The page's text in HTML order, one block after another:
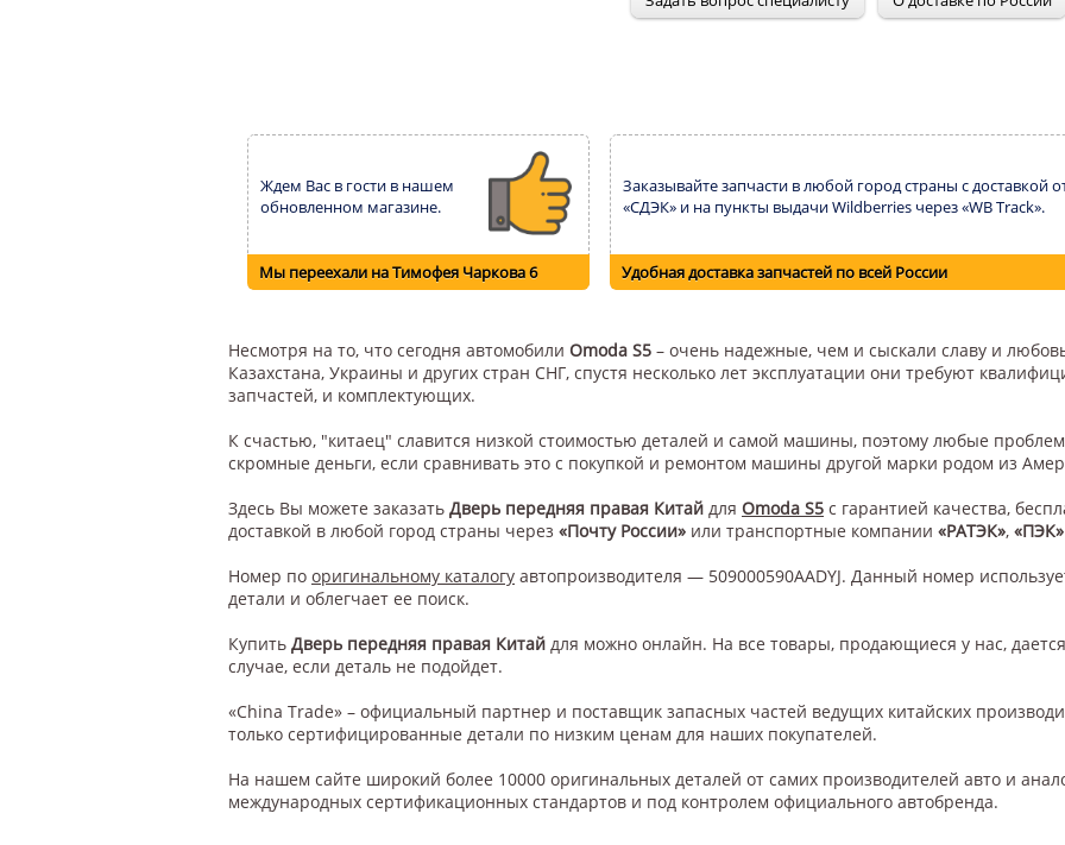
Ждем Вас в гости в нашем
обновленном магазине.
Мы переехали на Тимофея Чаркова 6
Заказывайте запчасти в любой город страны с доставкой
«СДЭК» и на пункты выдачи Wildberries через «WB Track».
Удобная доставка запчастей по всей России
Несмотря на то, что сегодня автомобили Omoda S5 – очень надежные, чем и сыскали славу и
Казахстана, Украины и других стран СНГ, спустя несколько лет эксплуатации они требуют
запчастей, и комплектующих.
К счастью, "китаец" славится низкой стоимостью деталей и самой машины, поэтому любые
скромные деньги, если сравнивать это с покупкой и ремонтом машины другой марки родом из
Здесь Вы можете заказать Дверь передняя правая Китай для Omoda S5 с гарантией качества,
доставкой в любой город страны через «Почту России» или транспортные компании «РАТЭК», «ПЭК»
Номер по оригинальному каталогу автопроизводителя — 509000590AADYJ. Данный номер
детали и облегчает ее поиск.
Купить Дверь передняя правая Китай для можно онлайн. На все товары, продающиеся у нас,
случае, если деталь не подойдет.
«China Trade» – официальный партнер и поставщик запасных частей ведущих китайских
только сертифицированные детали по низким ценам для наших покупателей.
На нашем сайте широкий более 10000 оригинальных деталей от самих производителей авто и
международных сертификационных стандартов и под контролем официального автобренда.